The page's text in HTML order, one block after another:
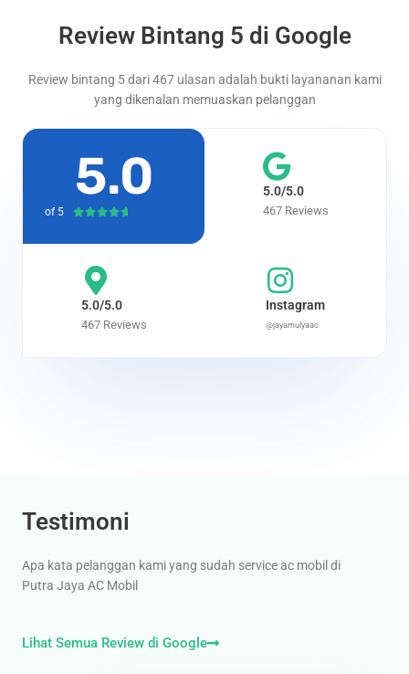
Review Bintang 5 di Google
Review bintang 5 dari 467 ulasan adalah bukti layananan kami
yang dikenalan memuaskan pelanggan
5.0
of 5 
5.0/5.0
467 Reviews
5.0/5.0
467 Reviews
Instagram
@jayamulyaac
Testimoni
Apa kata pelanggan kami yang sudah service ac mobil di
Putra Jaya AC Mobil
Lihat Semua Review di Google